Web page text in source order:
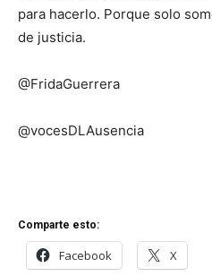
para hacerlo. Porque solo
de justicia.
@FridaGuerrera
@vocesDLAusencia
Comparte esto:
Facebook X